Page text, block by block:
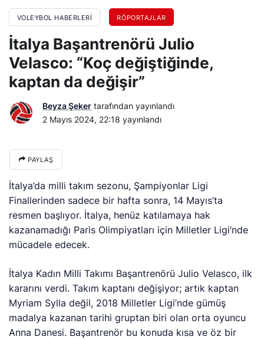
VOLEYBOL HABERLERI RÖPORTAJLAR
İtalya Başantrenörü Julio
Velasco: “Koç değiştiğinde,
kaptan da değişir”
Beyza Şeker tarafından yayınlandı
2 Mayıs 2024, 22:18 yayınlandı
PAYLAŞ
İtalya’da milli takım sezonu, Şampiyonlar Ligi
Finallerinden sadece bir hafta sonra, 14 Mayıs’ta
resmen başlıyor. İtalya, henüz katılamaya hak
kazanamadığı Paris Olimpiyatları için Milletler Ligi’nde
mücadele edecek.
İtalya Kadın Milli Takımı Başantrenörü Julio Velasco, ilk
kararını verdi. Takım kaptanı değişiyor; artık kaptan
Myriam Sylla değil, 2018 Milletler Ligi’nde gümüş
madalya kazanan tarihi gruptan biri olan orta oyuncu
Anna Danesi. Başantrenör bu konuda kısa ve öz bir